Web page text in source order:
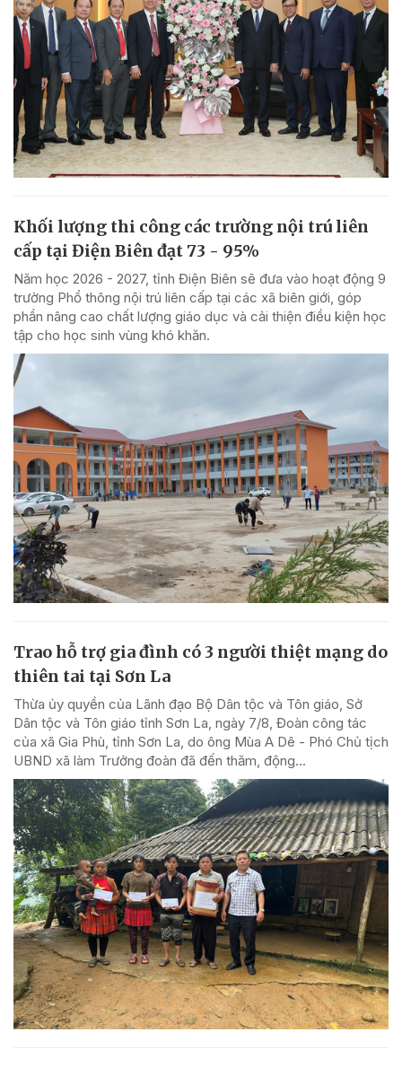
Khối lượng thi công các trường nội trú liên
cấp tại Điện Biên đạt 73 - 95%
Năm học 2026 - 2027, tỉnh Điện Biên sẽ đưa vào hoạt động 9
trường Phổ thông nội trú liên cấp tại các xã biên giới, góp
phần nâng cao chất lượng giáo dục và cải thiện điều kiện học
tập cho học sinh vùng khó khăn.
Trao hỗ trợ gia đình có 3 người thiệt mạng do
thiên tai tại Sơn La
Thừa ủy quyền của Lãnh đạo Bộ Dân tộc và Tôn giáo, Sở
Dân tộc và Tôn giáo tỉnh Sơn La, ngày 7/8, Đoàn công tác
của xã Gia Phù, tỉnh Sơn La, do ông Mùa A Dê - Phó Chủ tịch
UBND xã làm Trưởng đoàn đã đến thăm, động...